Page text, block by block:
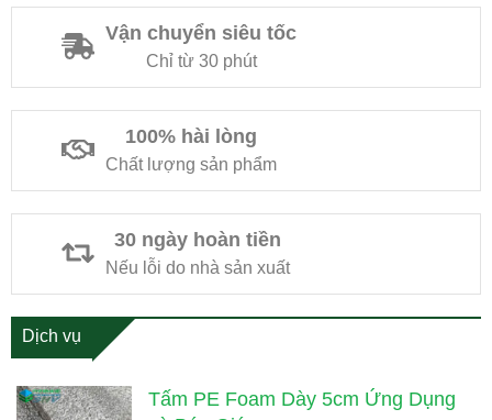
Vận chuyển siêu tốc
Chỉ từ 30 phút
100% hài lòng
Chất lượng sản phẩm
30 ngày hoàn tiền
Nếu lỗi do nhà sản xuất
Dịch vụ
Tấm PE Foam Dày 5cm Ứng Dụng